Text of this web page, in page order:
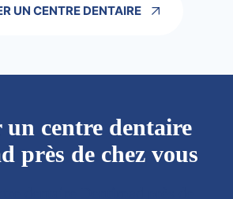
UN CENTRE DENTAIRE
centre dentaire
près de chez vous